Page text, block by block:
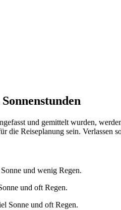
und gemittelt wurden,
Reiseplanung sein. Verlassen
und wenig Regen.
und oft Regen.
Sonne und oft Regen.